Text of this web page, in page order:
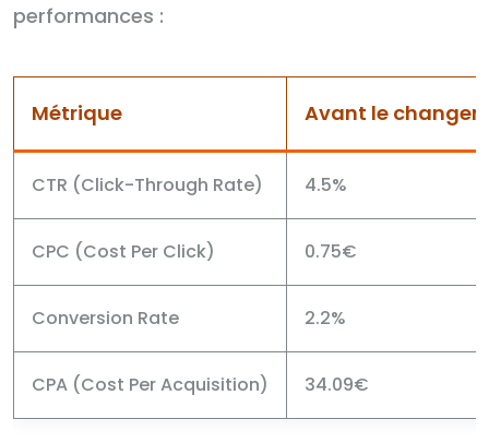
performances :
Métrique Avant le
CTR (Click-Through Rate) 4.5%
CPC (Cost Per Click) 0.75€
Conversion Rate 2.2%
CPA (Cost Per Acquisition) 34.09€